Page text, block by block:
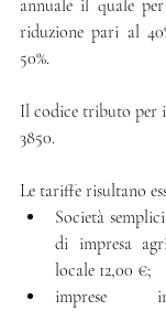
annuale il quale
riduzione pari al
50%.
Il codice tributo per
3850.
Le tariffe risultano
Società
di impresa
locale 12,00 €;
imprese